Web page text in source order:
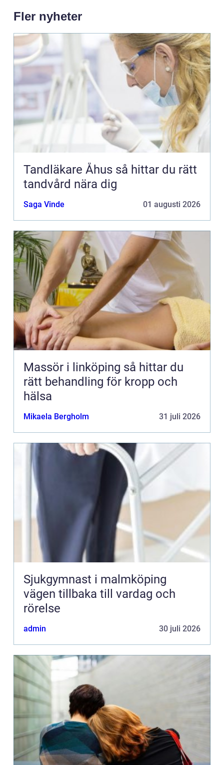
Fler nyheter
Tandläkare Åhus så hittar du rätt
tandvård nära dig
Saga Vinde 01 augusti 2026
Massör i linköping så hittar du
rätt behandling för kropp och
hälsa
Mikaela Bergholm 31 juli 2026
Sjukgymnast i malmköping
vägen tillbaka till vardag och
rörelse
admin 30 juli 2026